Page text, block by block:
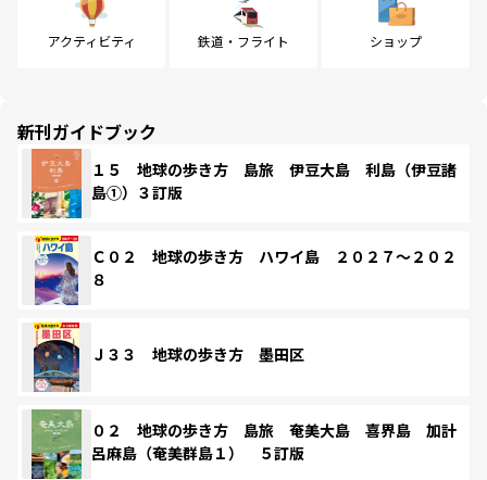
アクティビティ 鉄道・フライト ショップ
新刊ガイドブック
１５ 地球の歩き方 島旅 伊豆大島 利島（伊豆諸
島①）３訂版
Ｃ０２ 地球の歩き方 ハワイ島 ２０２７～２０２
８
Ｊ３３ 地球の歩き方 墨田区
０２ 地球の歩き方 島旅 奄美大島 喜界島 加計
呂麻島（奄美群島１） ５訂版